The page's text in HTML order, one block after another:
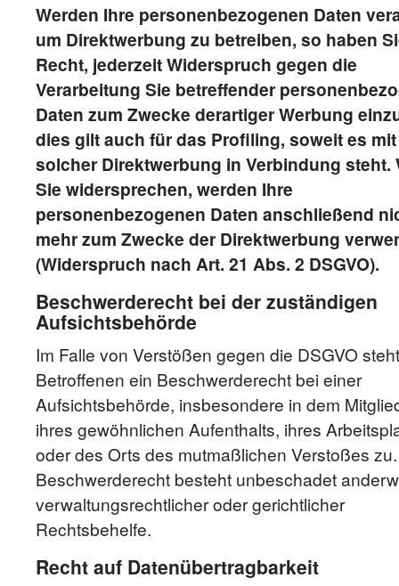
Werden Ihre personenbezogenen Daten
um Direktwerbung zu betreiben, so haben
Recht, jederzeit Widerspruch gegen die
Verarbeitung Sie betreffender
Daten zum Zwecke derartiger Werbung
dies gilt auch für das Profiling, soweit es mit
solcher Direktwerbung in Verbindung steht.
Sie widersprechen, werden Ihre
personenbezogenen Daten anschließend
mehr zum Zwecke der Direktwerbung
(Widerspruch nach Art. 21 Abs. 2 DSGVO).
Beschwerderecht bei der zuständigen
Aufsichtsbehörde
Im Falle von Verstößen gegen die DSGVO
Betroffenen ein Beschwerderecht bei einer
Aufsichtsbehörde, insbesondere in dem
ihres gewöhnlichen Aufenthalts, ihres
oder des Orts des mutmaßlichen Verstoßes
Beschwerderecht besteht unbeschadet
verwaltungsrechtlicher oder gerichtlicher
Rechtsbehelfe.
Recht auf Datenübertragbarkeit